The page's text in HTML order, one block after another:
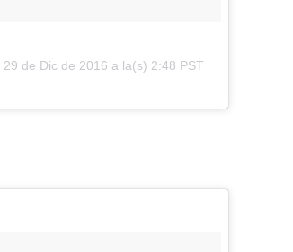
29 de Dic de 2016 a la(s) 2:48 PST